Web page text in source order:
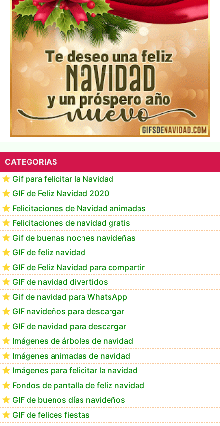
Los mejores GIF de buenos días navideños
Te deseo una Feliz Navidad Marlene
CATEGORIAS
Gif para felicitar la Navidad
GIF de Feliz Navidad 2020
Felicitaciones de Navidad animadas
Felicitaciones de navidad gratis
Gif de buenas noches navideñas
GIF de feliz navidad
GIF de Feliz Navidad para compartir
GIF de navidad divertidos
Gif de navidad para WhatsApp
GIF navideños para descargar
GIF de navidad para descargar
Imágenes de árboles de navidad
Imágenes animadas de navidad
Imágenes para felicitar la navidad
Fondos de pantalla de feliz navidad
GIF de buenos días navideños
GIF de felices fiestas